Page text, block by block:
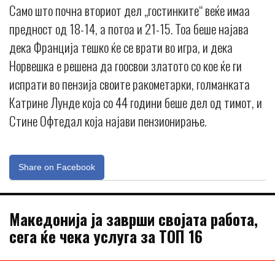
Само што почна вториот дел „гостинките“ веќе имаа
предност од 18-14, а потоа и 21-15. Тоа беше најава
дека Франција тешко ќе се врати во игра, и дека
Норвешка е решена да гоосвои златото со кое ќе ги
испрати во пензија своите ракометарки, голманката
Катрине Лунде која со 44 години беше дел од тимот, и
Стине Офтедал која најави пензионирање.
Share on Facebook
Македонија ја заврши својата работа,
сега ќе чека услуга за ТОП 16